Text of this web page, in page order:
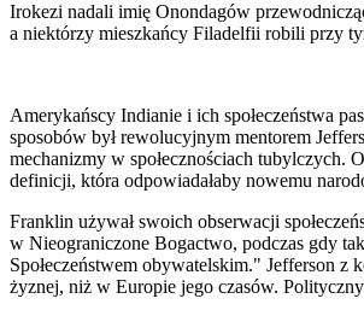
Irokezi nadali imię Onondagów
a niektórzy mieszkańcy Filadelfii robili przy
Amerykańscy Indianie i ich społeczeństwa
sposobów był rewolucyjnym mentorem
mechanizmy w społecznościach tubylczych.
definicji, która odpowiadałaby nowemu
Franklin używał swoich obserwacji
w Nieograniczone Bogactwo, podczas gdy
Społeczeństwem obywatelskim." Jefferson z
żyznej, niż w Europie jego czasów.